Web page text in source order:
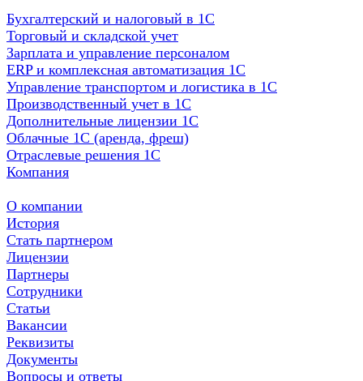
Бухгалтерский и налоговый в 1С
Торговый и складской учет
Зарплата и управление персоналом
ERP и комплексная автоматизация 1С
Управление транспортом и логистика в 1С
Производственный учет в 1С
Дополнительные лицензии 1С
Облачные 1С (аренда, фреш)
Отраслевые решения 1С
Компания
О компании
История
Стать партнером
Лицензии
Партнеры
Сотрудники
Статьи
Вакансии
Реквизиты
Документы
Вопросы и ответы